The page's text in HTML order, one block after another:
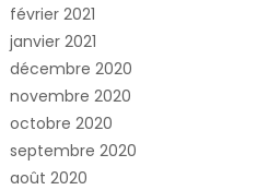
février 2021
janvier 2021
décembre 2020
novembre 2020
octobre 2020
septembre 2020
août 2020